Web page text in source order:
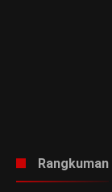
Rangkuman